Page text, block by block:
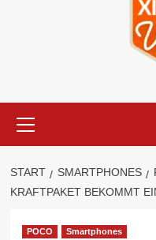
Menü
START SMARTPHONES
KRAFTPAKET BEKOMMT
POCO Smartphones